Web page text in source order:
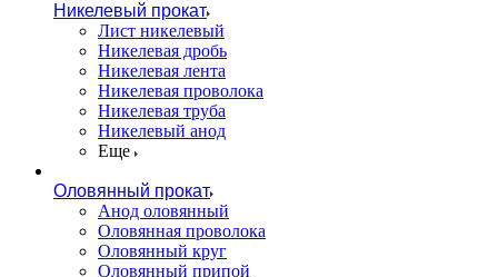
Никелевый прокат
Лист никелевый
Никелевая дробь
Никелевая лента
Никелевая проволока
Никелевая труба
Никелевый анод
Еще
Оловянный прокат
Анод оловянный
Оловянная проволока
Оловянный круг
Оловянный припой